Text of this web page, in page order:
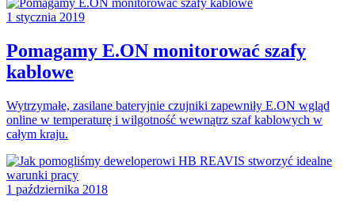
1 stycznia 2019
Pomagamy E.ON monitorować szafy
kablowe
Wytrzymałe, zasilane bateryjnie czujniki zapewniły E.ON wgląd
online w temperaturę i wilgotność wewnątrz szaf kablowych w
całym kraju.
1 października 2018